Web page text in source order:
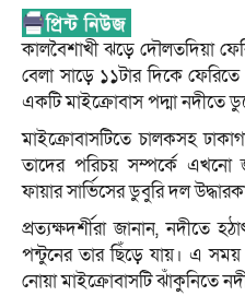
কালবৈশাখী ঝড়ে দৌলতদিয়া
বেলা সাড়ে ১১টার দিকে ফেরিতে
একটি মাইক্রোবাস পদ্মা নদীতে
মাইক্রোবাসটিতে চালকসহ
তাদের পরিচয় সম্পর্কে এখনো
ফায়ার সার্ভিসের ডুবুরি দল
প্রত্যক্ষদর্শীরা জানান,
পন্টুনের তার ছিঁড়ে যায়। এ
নোয়া মাইক্রোবাসটি ঝাঁকুনিতে